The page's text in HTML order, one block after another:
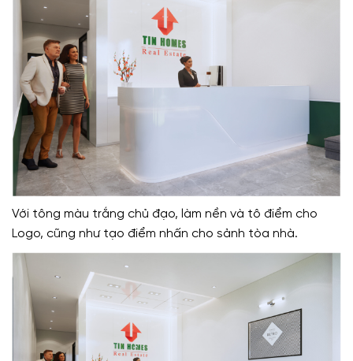
Với tông màu trắng chủ đạo, làm nền và tô điểm cho
Logo, cũng như tạo điểm nhấn cho sảnh tòa nhà.